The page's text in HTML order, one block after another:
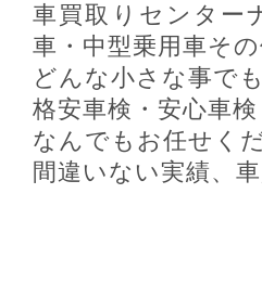
車買取りセンター
車・中型乗用車そ
どんな小さな事で
格安車検・安心車
なんでもお任せく
間違いない実績、